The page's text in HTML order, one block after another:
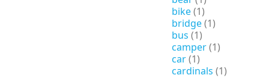
bike(1)
bridge(1)
bus (1)
camper(1)
car(1)
cardinals (1)